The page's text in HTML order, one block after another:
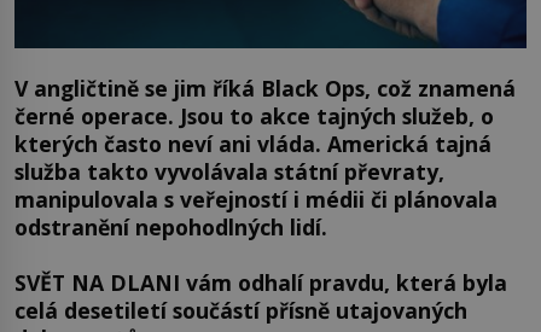
V angličtině se jim říká Black Ops, což znamená
černé operace. Jsou to akce tajných služeb, o
kterých často neví ani vláda. Americká tajná
služba takto vyvolávala státní převraty,
manipulovala s veřejností i médii či plánovala
odstranění nepohodlných lidí.
SVĚT NA DLANI vám odhalí pravdu, která byla
celá desetiletí součástí přísně utajovaných